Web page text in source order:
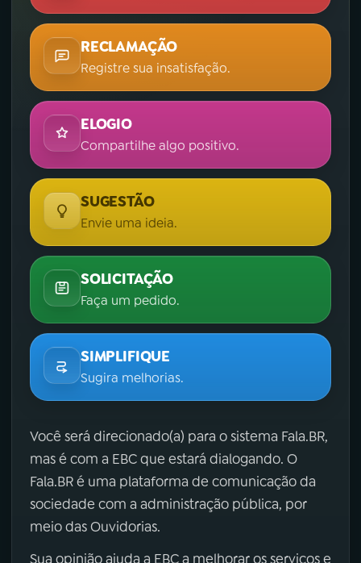
RECLAMAÇÃO
Registre sua insatisfação.
ELOGIO
Compartilhe algo positivo.
SUGESTÃO
Envie uma ideia.
SOLICITAÇÃO
Faça um pedido.
SIMPLIFIQUE
Sugira melhorias.
Você será direcionado(a) para o sistema Fala.BR,
mas é com a EBC que estará dialogando. O
Fala.BR é uma plataforma de comunicação da
sociedade com a administração pública, por
meio das Ouvidorias.
Sua opinião ajuda a EBC a melhorar os serviços e